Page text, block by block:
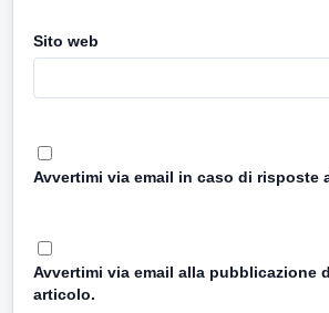
Sito web
Avvertimi via email in caso di risposte
Avvertimi via email alla pubblicazione
articolo.